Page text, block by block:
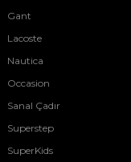
Gant
Lacoste
Nautica
Occasion
Sanal Çadır
Superstep
SuperKids